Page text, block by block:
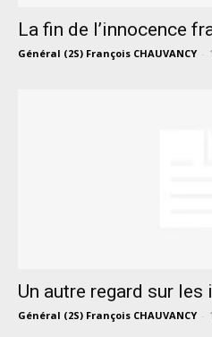
La fin de l’innocence
Général (2S) François CHAUVANCY -
Un autre regard sur
Général (2S) François CHAUVANCY -